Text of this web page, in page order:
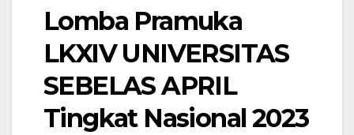
Lomba Pramuka
LKXIV UNIVERSITAS
SEBELAS APRIL
Tingkat Nasional 2023